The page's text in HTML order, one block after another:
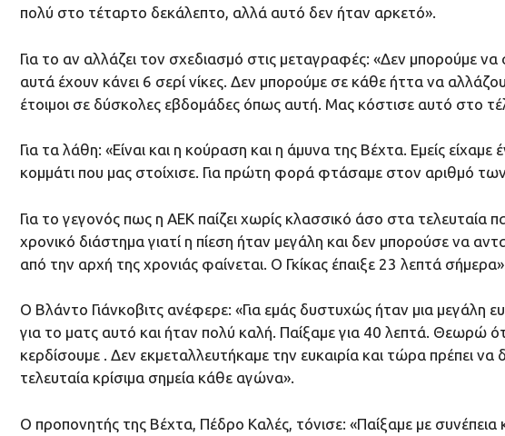
πολύ στο τέταρτο δεκάλεπτο, αλλά αυτό δεν ήταν αρκετό».
Για το αν αλλάζει τον σχεδιασμό στις μεταγραφές: «Δεν μπορούμε
αυτά έχουν κάνει 6 σερί νίκες. Δεν μπορούμε σε κάθε ήττα να
έτοιμοι σε δύσκολες εβδομάδες όπως αυτή. Μας κόστισε αυτό στο
Για τα λάθη: «Είναι και η κούραση και η άμυνα της Βέχτα. Εμείς
κομμάτι που μας στοίχισε. Για πρώτη φορά φτάσαμε στον αριθμό
Για το γεγονός πως η ΑΕΚ παίζει χωρίς κλασσικό άσο στα τελευταία
χρονικό διάστημα γιατί η πίεση ήταν μεγάλη και δεν μπορούσε να
από την αρχή της χρονιάς φαίνεται. Ο Γκίκας έπαιξε 23 λεπτά
Ο Βλάντο Γιάνκοβιτς ανέφερε: «Για εμάς δυστυχώς ήταν μια μεγάλη
για το ματς αυτό και ήταν πολύ καλή. Παίξαμε για 40 λεπτά. Θεωρώ
κερδίσουμε . Δεν εκμεταλλευτήκαμε την ευκαιρία και τώρα πρέπει
τελευταία κρίσιμα σημεία κάθε αγώνα».
Ο προπονητής της Βέχτα, Πέδρο Καλές, τόνισε: «Παίξαμε με